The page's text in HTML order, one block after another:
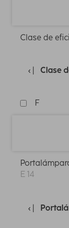
Clase de
Clase
F
E 14